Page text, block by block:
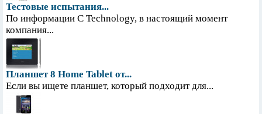
Тестовые испытания...
По информации С Technology, в настоящий момент
компания...
Планшет 8 Home Tablet от...
Если вы ищете планшет, который подходит для...